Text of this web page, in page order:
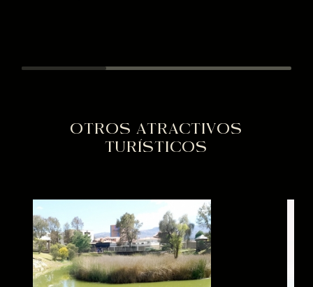
OTROS ATRACTIVOS
TURÍSTICOS